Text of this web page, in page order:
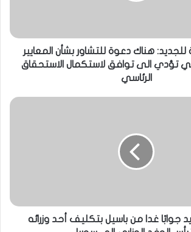
هناك دعوة للتشاور بشأن المعايير
تؤدي الى توافق لاستكمال الاستحقاق
الرئاسي
جوابًا غدا من باسيل بتكليف أحد وزرائه